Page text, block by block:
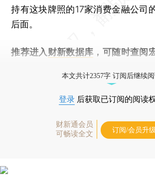
持有这块牌照的17家消费金融公司
后面。
推荐进入 财新数据库 ，可随时查阅
本文共计2357字 订阅后继续
登录 后获取已订阅的阅读
财新通会员
可畅读全文
订阅/会员升级